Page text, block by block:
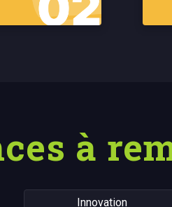
à
Innovation